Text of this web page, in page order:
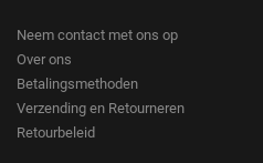
Neem contact met ons op
Over ons
Betalingsmethoden
Verzending en Retourneren
Retourbeleid